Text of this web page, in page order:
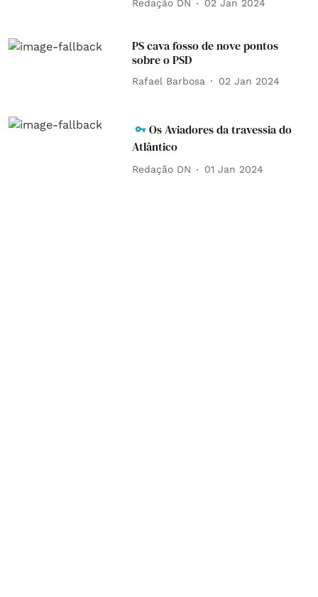
Redação DN 02 Jan 2024
PS cava fosso de nove pontos
sobre o PSD
Rafael Barbosa 02 Jan 2024
Os Aviadores da travessia do
Atlântico
Redação DN 01 Jan 2024